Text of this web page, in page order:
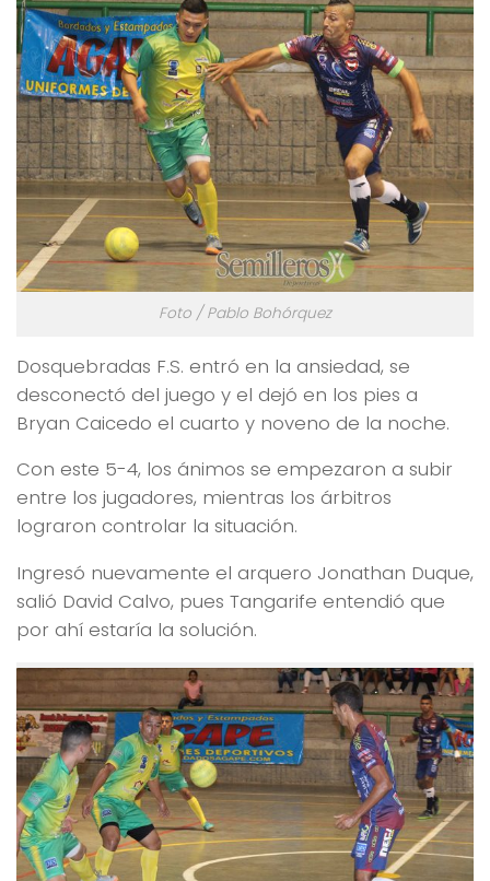
Foto / Pablo Bohórquez
Dosquebradas F.S. entró en la ansiedad, se
desconectó del juego y el dejó en los pies a
Bryan Caicedo el cuarto y noveno de la noche.
Con este 5-4, los ánimos se empezaron a subir
entre los jugadores, mientras los árbitros
lograron controlar la situación.
Ingresó nuevamente el arquero Jonathan Duque,
salió David Calvo, pues Tangarife entendió que
por ahí estaría la solución.